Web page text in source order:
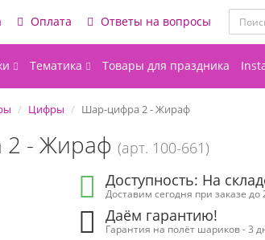
Оплата Ответы на вопросы
Тематика Товары для праздника
Цифры Шар-цифра 2 - Жираф
- Жираф (арт. 100-661)
Доступность: На
Доставим сегодня при заказе до
Даём гарантию!
Гарантия на полёт шариков - 3